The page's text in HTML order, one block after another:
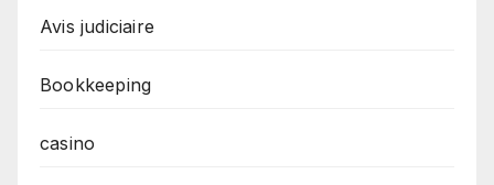
Avis judiciaire
Bookkeeping
casino